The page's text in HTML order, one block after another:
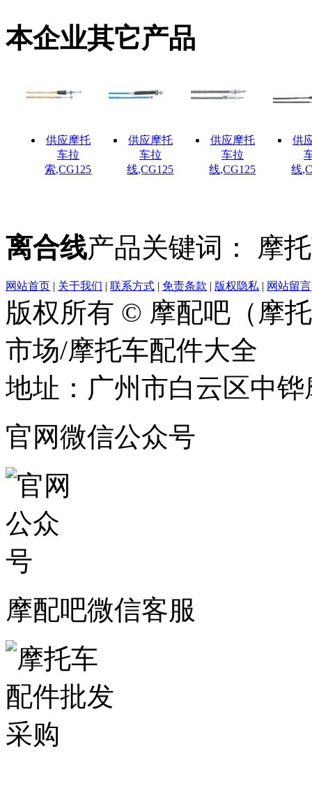
本企业其它产品
供应摩托
车拉
索,CG125
供应摩托
车拉
线,CG125
供应摩托
车拉
线,CG125
供
线
离合线产品关键词： 摩
网站首页 | 关于我们 | 联系方式 | 免责条款 | 版权隐私 | 网站留言
版权所有 © 摩配吧（摩
市场/摩托车配件大全
地址：广州市白云区中
官网微信公众号
摩配吧微信客服